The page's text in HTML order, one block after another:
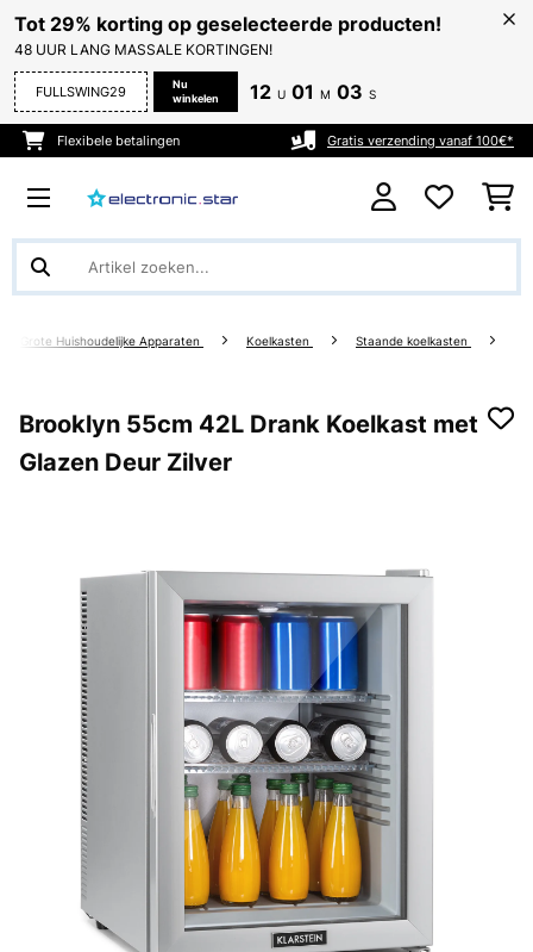
Tot 29% korting op geselecteerde producten!
48 UUR LANG MASSALE KORTINGEN!
FULLSWING29
Nu
winkelen
12 U 01 M 03 S
Flexibele betalingen Gratis verzending vanaf 100€*
Grote Huishoudelijke Apparaten Koelkasten Staande koelkasten
Brooklyn 55cm 42L Drank Koelkast met
Glazen Deur Zilver